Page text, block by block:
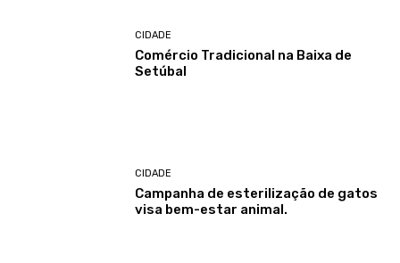
CIDADE
Comércio Tradicional na Baixa de
Setúbal
CIDADE
Campanha de esterilização de gatos
visa bem-estar animal.